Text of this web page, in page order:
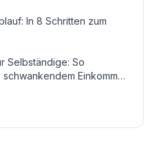
In 8 Schritten zum
Selbständige: So
Einkommen